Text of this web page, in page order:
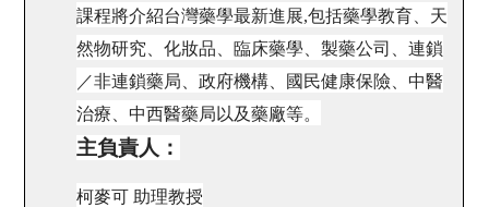
課程將介紹台灣藥學最新進展,包括藥學教育、天
然物研究、化妝品、臨床藥學、製藥公司、連鎖
／非連鎖藥局、政府機構、國民健康保險、中醫
治療、中西醫藥局以及藥廠等。
主負責人：
柯麥可 助理教授